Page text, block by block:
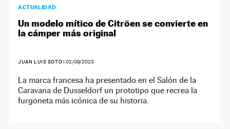
ACTUALIDAD
Un modelo mítico de Citröen se convierte en
la cámper más original
JUAN LUIS SOTO |02/09/2023
La marca francesa ha presentado en el Salón de la
Caravana de Dusseldorf un prototipo que recrea la
furgoneta más icónica de su historia.